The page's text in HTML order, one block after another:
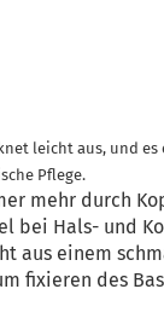
leicht aus, und
Pflege.
mehr durch
bei Hals- und
aus einem
fixieren des